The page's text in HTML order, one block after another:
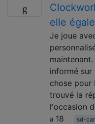
elle
Je joue
informé sur
chose pour
trouvé la
l'occasion
18
sd-